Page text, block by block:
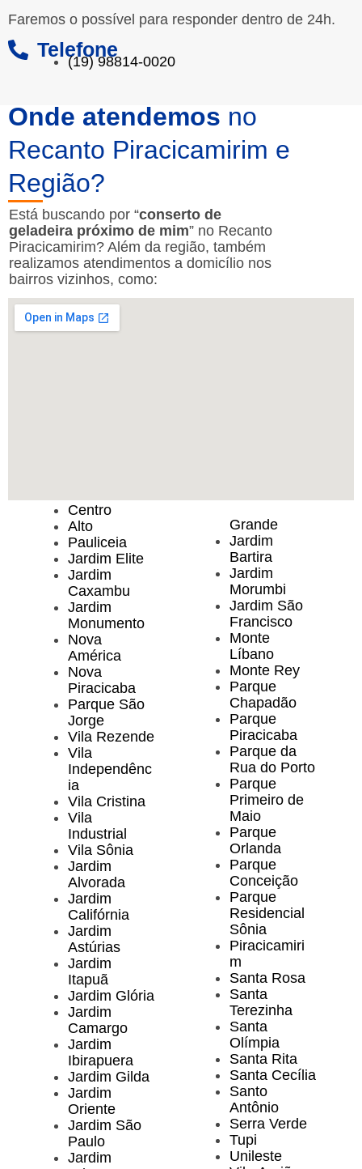
Faremos o possível para responder dentro de 24h.
Telefone
(19) 98814-0020
Onde atendemos no
Recanto Piracicamirim e
Região?
Está buscando por “conserto de
geladeira próximo de mim” no Recanto
Piracicamirim? Além da região, também
realizamos atendimentos a domicílio nos
bairros vizinhos, como:
Centro
Alto
Pauliceia
Jardim Elite
Jardim
Caxambu
Jardim
Monumento
Nova
América
Nova
Piracicaba
Parque São
Jorge
Vila Rezende
Vila
Independênc
ia
Vila Cristina
Vila
Industrial
Vila Sônia
Jardim
Alvorada
Jardim
Califórnia
Jardim
Astúrias
Jardim
Itapuã
Jardim Glória
Jardim
Camargo
Jardim
Ibirapuera
Jardim Gilda
Jardim
Oriente
Jardim São
Paulo
Jardim
Grande
Jardim
Bartira
Jardim
Morumbi
Jardim São
Francisco
Monte
Líbano
Monte Rey
Parque
Chapadão
Parque
Piracicaba
Parque da
Rua do Porto
Parque
Primeiro de
Maio
Parque
Orlanda
Parque
Conceição
Parque
Residencial
Sônia
Piracicamiri
m
Santa Rosa
Santa
Terezinha
Santa
Olímpia
Santa Rita
Santa Cecília
Santo
Antônio
Serra Verde
Tupi
Unileste